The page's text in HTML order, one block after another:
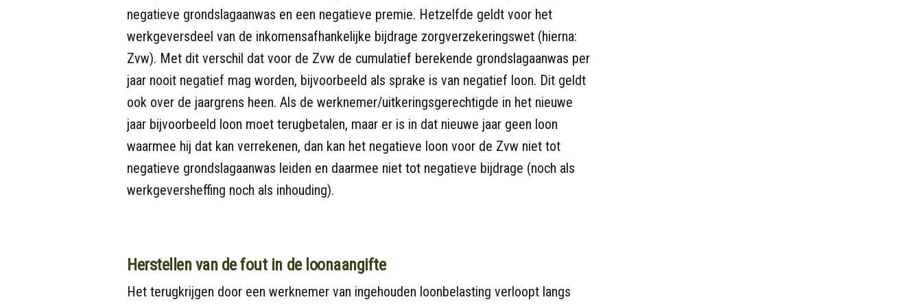
negatieve grondslagaanwas en een negatieve premie. Hetzelfde geldt voor het
werkgeversdeel van de inkomensafhankelijke bijdrage zorgverzekeringswet (hierna:
Zvw). Met dit verschil dat voor de Zvw de cumulatief berekende grondslagaanwas per
jaar nooit negatief mag worden, bijvoorbeeld als sprake is van negatief loon. Dit geldt
ook over de jaargrens heen. Als de werknemer/uitkeringsgerechtigde in het nieuwe
jaar bijvoorbeeld loon moet terugbetalen, maar er is in dat nieuwe jaar geen loon
waarmee hij dat kan verrekenen, dan kan het negatieve loon voor de Zvw niet tot
negatieve grondslagaanwas leiden en daarmee niet tot negatieve bijdrage (noch als
werkgeversheffing noch als inhouding).
Herstellen van de fout in de loonaangifte
Het terugkrijgen door een werknemer van ingehouden loonbelasting verloopt langs